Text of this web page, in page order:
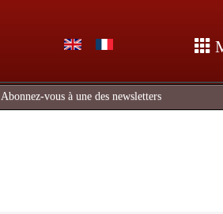
Abonnez-vous à une des newsletters